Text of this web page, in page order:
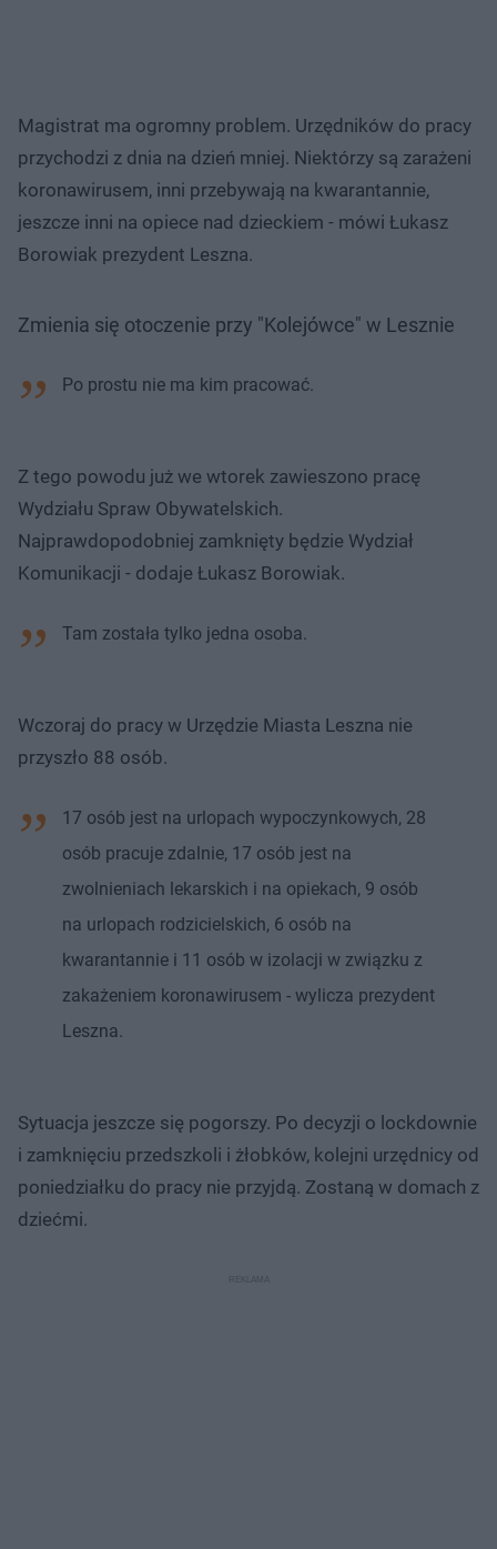
Magistrat ma ogromny problem. Urzędników do pracy
przychodzi z dnia na dzień mniej. Niektórzy są zarażeni
koronawirusem, inni przebywają na kwarantannie,
jeszcze inni na opiece nad dzieckiem - mówi Łukasz
Borowiak prezydent Leszna.
Zmienia się otoczenie przy "Kolejówce" w Lesznie
Po prostu nie ma kim pracować.
Z tego powodu już we wtorek zawieszono pracę
Wydziału Spraw Obywatelskich.
Najprawdopodobniej zamknięty będzie Wydział
Komunikacji - dodaje Łukasz Borowiak.
Tam została tylko jedna osoba.
Wczoraj do pracy w Urzędzie Miasta Leszna nie
przyszło 88 osób.
17 osób jest na urlopach wypoczynkowych, 28
osób pracuje zdalnie, 17 osób jest na
zwolnieniach lekarskich i na opiekach, 9 osób
na urlopach rodzicielskich, 6 osób na
kwarantannie i 11 osób w izolacji w związku z
zakażeniem koronawirusem - wylicza prezydent
Leszna.
Sytuacja jeszcze się pogorszy. Po decyzji o lockdownie
i zamknięciu przedszkoli i żłobków, kolejni urzędnicy od
poniedziałku do pracy nie przyjdą. Zostaną w domach z
dziećmi.